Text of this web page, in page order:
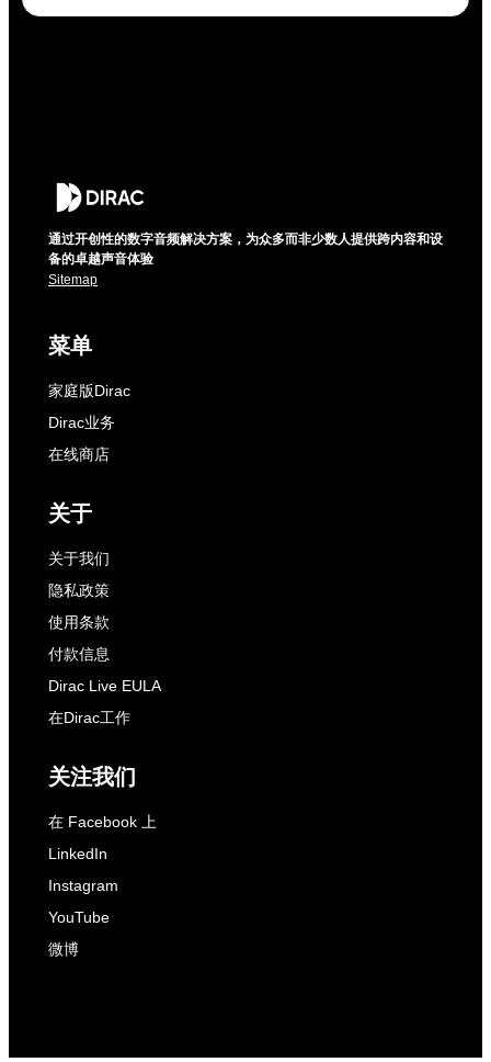
通过开创性的数字音频解决方案，为众多而非少数人提供跨内容和设
备的卓越声音体验
Sitemap
菜单
家庭版Dirac
Dirac业务
在线商店
关于
关于我们
隐私政策
使用条款
付款信息
Dirac Live EULA
在Dirac工作
关注我们
在 Facebook 上
LinkedIn
Instagram
YouTube
微博